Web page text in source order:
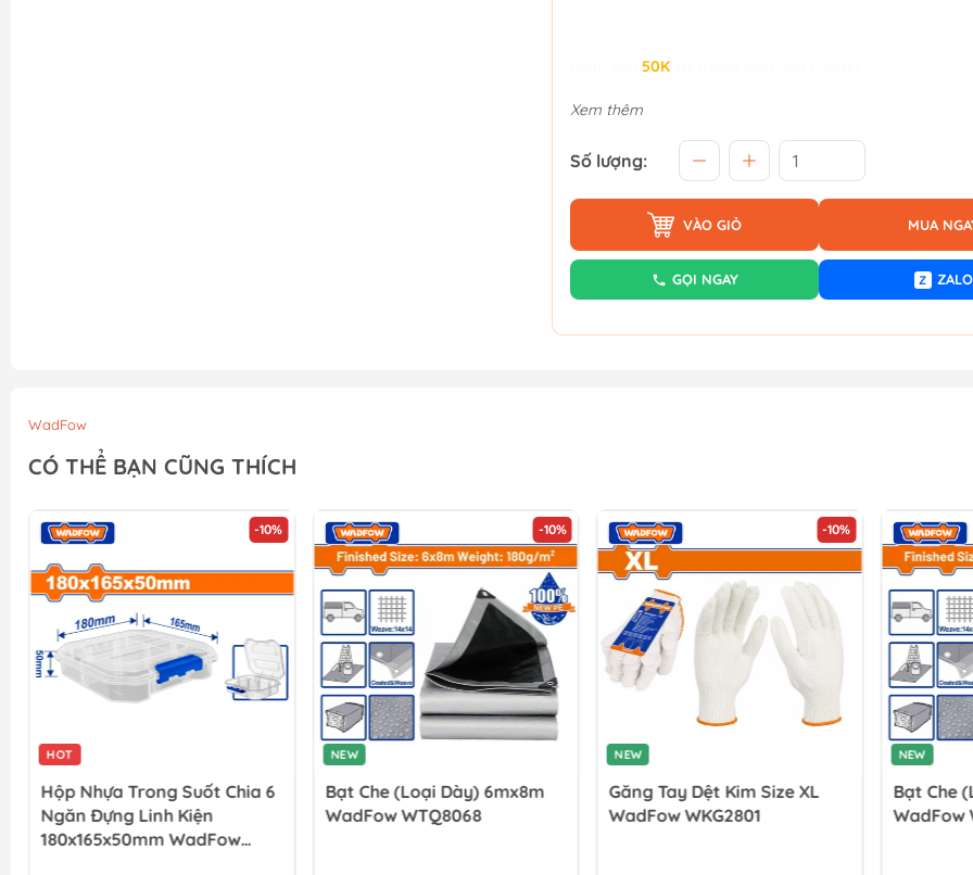
50K
Xem thêm
Số lượng:
VÀO GIỎ MUA
GỌI NGAY Z ZALO
WadFow
CÓ THỂ BẠN CŨNG THÍCH
-10%
HOT
Hộp Nhựa Trong Suốt Chia 6
Ngăn Đựng Linh Kiện
180x165x50mm WadFow
-10%
NEW
Bạt Che (loại Dày) 6mx8m
WadFow WTQ8068
-10%
NEW
Găng Tay Dệt Kim Size XL
WadFow WKG2801
NEW
Bạt Che
WadFow